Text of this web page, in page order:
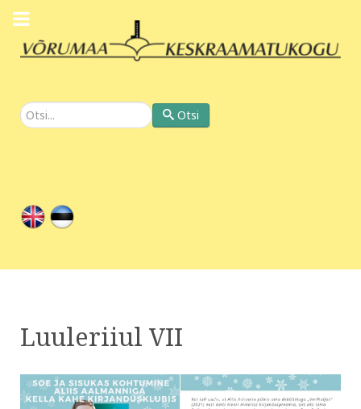
Otsi Otsi
Luuleriiul VII